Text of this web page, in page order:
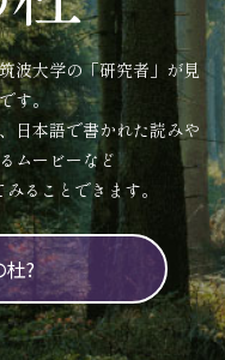
波大学の「研究者」が見
す。
日本語で書かれた読みや
ムービーなど
ることできます。
?